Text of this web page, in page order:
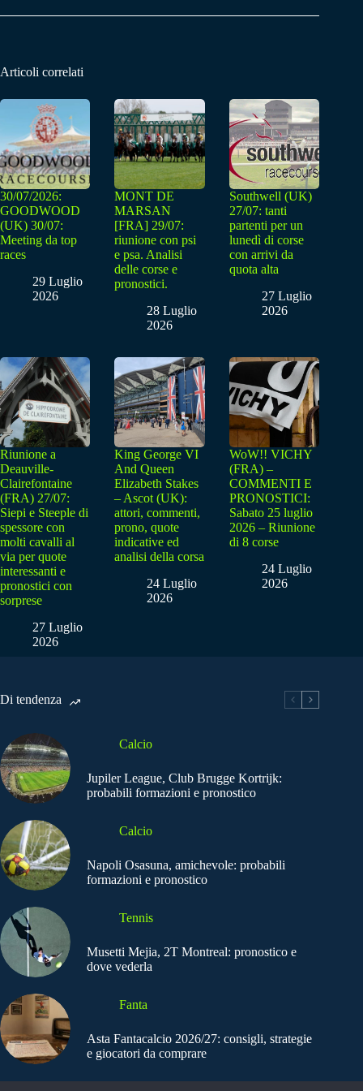
Articoli correlati
30/07/2026:
GOODWOOD
(UK) 30/07:
Meeting da top
races
29 Luglio
2026
MONT DE
MARSAN
[FRA] 29/07:
riunione con psi
e psa. Analisi
delle corse e
pronostici.
28 Luglio
2026
Southwell (UK)
27/07: tanti
partenti per un
lunedì di corse
con arrivi da
quota alta
27 Luglio
2026
Riunione a
Deauville-
Clairefontaine
(FRA) 27/07:
Siepi e Steeple di
spessore con
molti cavalli al
via per quote
interessanti e
pronostici con
sorprese
27 Luglio
2026
King George VI
And Queen
Elizabeth Stakes
– Ascot (UK):
attori, commenti,
prono, quote
indicative ed
analisi della corsa
24 Luglio
2026
WoW!! VICHY
(FRA) –
COMMENTI E
PRONOSTICI:
Sabato 25 luglio
2026 – Riunione
di 8 corse
24 Luglio
2026
Di tendenza
Calcio
Jupiler League, Club Brugge Kortrijk:
probabili formazioni e pronostico
Calcio
Napoli Osasuna, amichevole: probabili
formazioni e pronostico
Tennis
Musetti Mejia, 2T Montreal: pronostico e
dove vederla
Fanta
Asta Fantacalcio 2026/27: consigli, strategie
e giocatori da comprare